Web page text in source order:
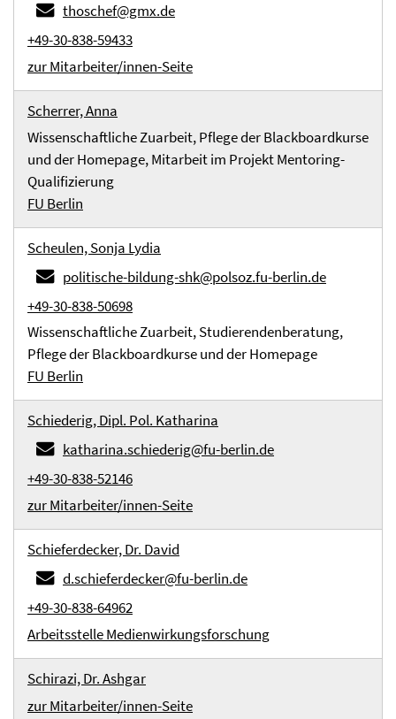
thoschef@gmx.de
+49-30-838-59433
zur Mitarbeiter/innen-Seite
Scherrer, Anna
Wissenschaftliche Zuarbeit, Pflege der Blackboardkurse
und der Homepage, Mitarbeit im Projekt Mentoring-
Qualifizierung
FU Berlin
Scheulen, Sonja Lydia
politische-bildung-shk@polsoz.fu-berlin.de
+49-30-838-50698
Wissenschaftliche Zuarbeit, Studierendenberatung,
Pflege der Blackboardkurse und der Homepage
FU Berlin
Schiederig, Dipl. Pol. Katharina
katharina.schiederig@fu-berlin.de
+49-30-838-52146
zur Mitarbeiter/innen-Seite
Schieferdecker, Dr. David
d.schieferdecker@fu-berlin.de
+49-30-838-64962
Arbeitsstelle Medienwirkungsforschung
Schirazi, Dr. Ashgar
zur Mitarbeiter/innen-Seite